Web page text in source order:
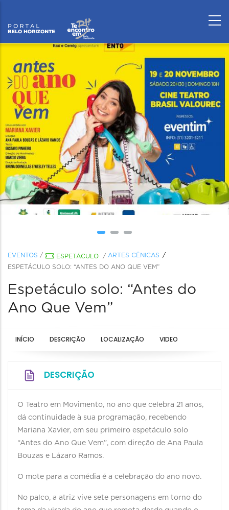
EVENTOS / ESPETÁCULO / ARTES CÊNICAS
ESPETÁCULO SOLO: “ANTES DO ANO QUE VEM”
Espetáculo solo: “Antes do
Ano Que Vem”
INÍCIO DESCRIÇÃO LOCALIZAÇÃO VIDEO
DESCRIÇÃO
O Teatro em Movimento, no ano que celebra 21 anos,
dá continuidade à sua programação, recebendo
Mariana Xavier, em seu primeiro espetáculo solo
“Antes do Ano Que Vem”, com direção de Ana Paula
Bouzas e Lázaro Ramos.
O mote para a comédia é a celebração do ano novo.
No palco, a atriz vive sete personagens em torno do